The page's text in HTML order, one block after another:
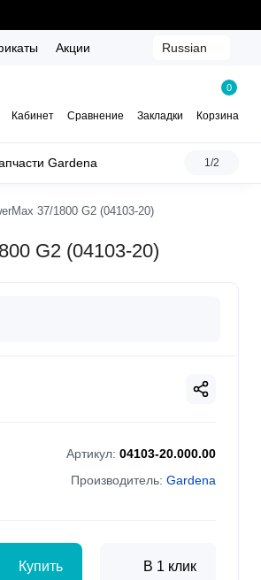
Акции Russian
Кабинет Сравнение Закладки
0
Корзина
Gardena 1/2
37/1800 G2 (04103-20)
G2 (04103-20)
Артикул: 04103-20.000.00
Производитель: Gardena
Купить В 1 клик